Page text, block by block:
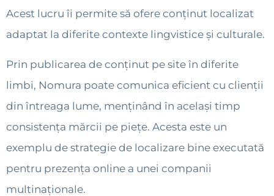
Acest lucru îi permite să ofere conținut localizat
adaptat la diferite contexte lingvistice și culturale.
Prin publicarea de conținut pe site în diferite
limbi, Nomura poate comunica eficient cu clienții
din întreaga lume, menținând în același timp
consistența mărcii pe piețe. Acesta este un
exemplu de strategie de localizare bine executată
pentru prezența online a unei companii
multinaționale.